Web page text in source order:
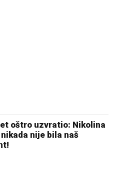
oštro uzvratio: Nikolina
nije bila naš